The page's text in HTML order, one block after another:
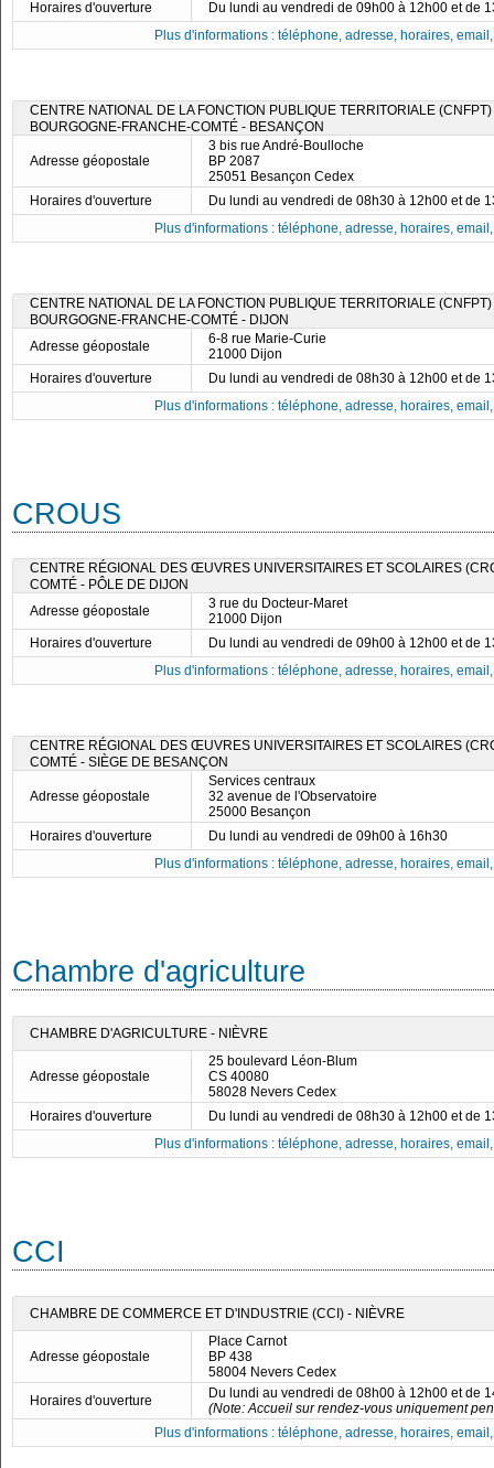
Horaires d'ouverture
Du lundi au vendredi de 09h00 à 12h00 et de
Plus d'informations : téléphone, adresse, horaires,
CENTRE NATIONAL DE LA FONCTION PUBLIQUE TERRITORIALE
BOURGOGNE-FRANCHE-COMTÉ - BESANÇON
Adresse géopostale
3 bis rue André-Boulloche
BP 2087
25051 Besançon Cedex
Horaires d'ouverture
Du lundi au vendredi de 08h30 à 12h00 et de
Plus d'informations : téléphone, adresse, horaires,
CENTRE NATIONAL DE LA FONCTION PUBLIQUE TERRITORIALE
BOURGOGNE-FRANCHE-COMTÉ - DIJON
Adresse géopostale
6-8 rue Marie-Curie
21000 Dijon
Horaires d'ouverture
Du lundi au vendredi de 08h30 à 12h00 et de
Plus d'informations : téléphone, adresse, horaires,
CROUS
CENTRE RÉGIONAL DES ŒUVRES UNIVERSITAIRES ET SCOLAIRES
COMTÉ - PÔLE DE DIJON
Adresse géopostale
3 rue du Docteur-Maret
21000 Dijon
Horaires d'ouverture
Du lundi au vendredi de 09h00 à 12h00 et de
Plus d'informations : téléphone, adresse, horaires,
CENTRE RÉGIONAL DES ŒUVRES UNIVERSITAIRES ET SCOLAIRES
COMTÉ - SIÈGE DE BESANÇON
Adresse géopostale
Services centraux
32 avenue de l'Observatoire
25000 Besançon
Horaires d'ouverture
Du lundi au vendredi de 09h00 à 16h30
Plus d'informations : téléphone, adresse, horaires,
Chambre d'agriculture
CHAMBRE D'AGRICULTURE - NIÈVRE
Adresse géopostale
25 boulevard Léon-Blum
CS 40080
58028 Nevers Cedex
Horaires d'ouverture
Du lundi au vendredi de 08h30 à 12h00 et de
Plus d'informations : téléphone, adresse, horaires,
CCI
CHAMBRE DE COMMERCE ET D'INDUSTRIE (CCI) - NIÈVRE
Adresse géopostale
Place Carnot
BP 438
58004 Nevers Cedex
Horaires d'ouverture
Du lundi au vendredi de 08h00 à 12h00 et de
(Note: Accueil sur rendez-vous uniquement
Plus d'informations : téléphone, adresse, horaires,